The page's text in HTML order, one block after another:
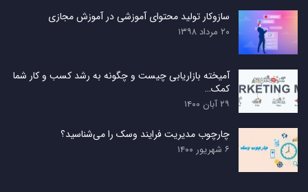
سازوکار تولید محتوای آموزشی در آموزش مجازی
۲۰ مرداد ۱۳۹۸
آمیخته بازاریابی چیست و چگونه به رشد کسب و کار شما
کمک…
۲۹ آبان ۱۴۰۰
چارچوب مدیریت فرایند وسک را می‌شناسید؟
۶ شهریور ۱۴۰۰